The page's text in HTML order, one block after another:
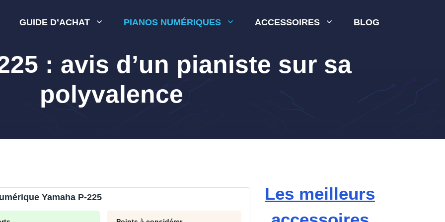
GUIDE D’ACHAT PIANOS NUMÉRIQUES ACCESSOIRES BLOG
: avis d’un pianiste sur sa
polyvalence
Yamaha P-225
Les meilleurs